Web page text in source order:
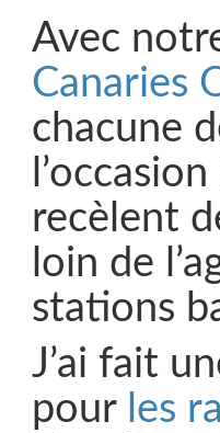
Avec
Canaries
chacune
recèlent
loin de
stations
J’ai fait
pour les